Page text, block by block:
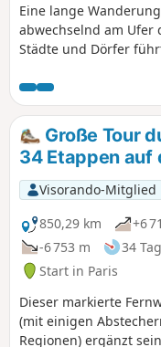
Eine lange
abwechselnd am Ufer
Städte und Dörfer
gesäumt von
auch daran, dass in
Kämpfe stattfanden.
Große Tour
34 Etappen auf
Visorando-Mitglied
850,29 km
+6
-6 753 m
34
Start in Paris
Dieser markierte
(mit einigen
Regionen) ergänzt